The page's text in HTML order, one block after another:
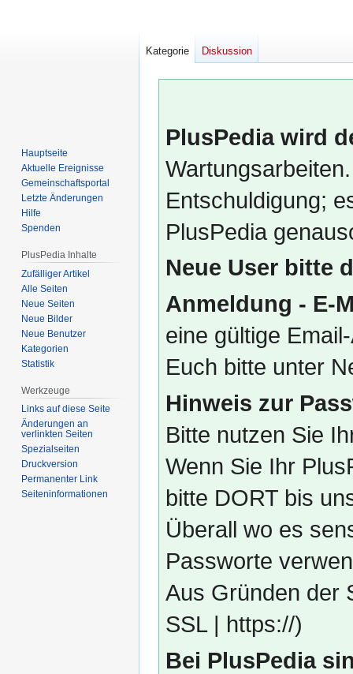
PlusPedia wird
Entschuldigung;
PlusPedia
Neue User bitte
Anmeldung - E-
eine gültige
Euch bitte unter
Hinweis zur
Bitte nutzen Sie
Wenn Sie Ihr
bitte DORT bis
Überall wo es
Passworte
Aus Gründen der
SSL | https://)
Bei PlusPedia
Kategorie Diskussion
Hauptseite
Aktuelle Ereignisse
Gemeinschafts­portal
Letzte Änderungen
Hilfe
Spenden
PlusPedia Inhalte
Zufälliger Artikel
Alle Seiten
Neue Seiten
Neue Bilder
Neue Benutzer
Kategorien
Statistik
Werkzeuge
Links auf diese Seite
Änderungen an
verlinkten Seiten
Spezialseiten
Druckversion
Permanenter Link
Seiten­­informationen